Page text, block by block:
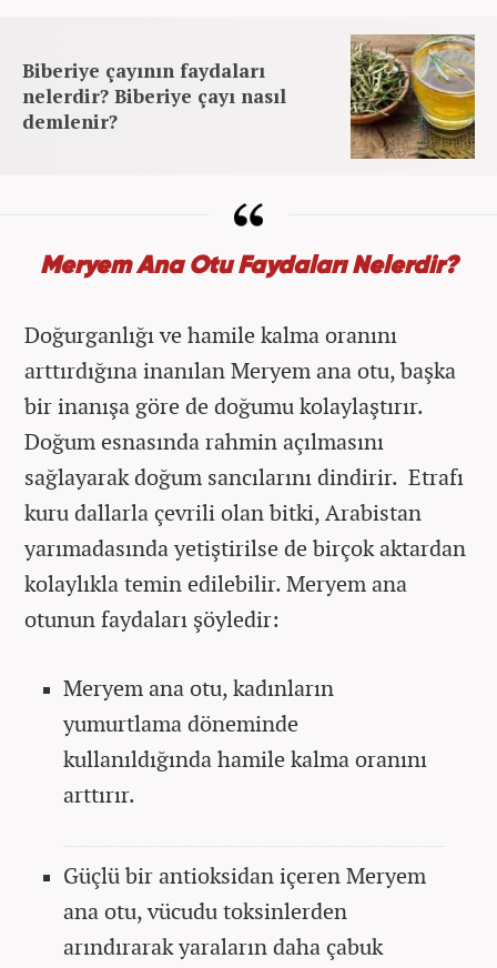
Biberiye çayının faydaları
nelerdir? Biberiye çayı nasıl
demlenir?
Meryem Ana Otu Faydaları Nelerdir?
Doğurganlığı ve hamile kalma oranını
arttırdığına inanılan Meryem ana otu, başka
bir inanışa göre de doğumu kolaylaştırır.
Doğum esnasında rahmin açılmasını
sağlayarak doğum sancılarını dindirir. Etrafı
kuru dallarla çevrili olan bitki, Arabistan
yarımadasında yetiştirilse de birçok aktardan
kolaylıkla temin edilebilir. Meryem ana
otunun faydaları şöyledir:
Meryem ana otu, kadınların
yumurtlama döneminde
kullanıldığında hamile kalma oranını
arttırır.
Güçlü bir antioksidan içeren Meryem
ana otu, vücudu toksinlerden
arındırarak yaraların daha çabuk